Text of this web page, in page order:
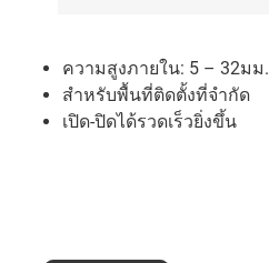
ความสูงภายใน: 5 – 32มม.
สำหรับพื้นที่ติดตั้งที่จำกัด
เปิด-ปิดได้รวดเร็วยิ่งขึ้น